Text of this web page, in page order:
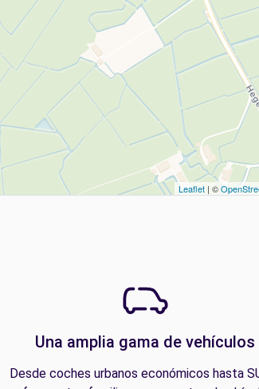
Leaflet | ©
Una amplia gama de vehículos
Desde coches urbanos económicos hasta